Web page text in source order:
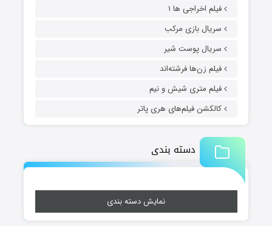
فیلم اخراجی ها ۱
سریال بازی مرکب
سریال پوست شیر
فیلم زن‌ها فرشته‌اند
فیلم متری شیش و نیم
کالکشن فیلم‌های هری پاتر
دسته بندی
نمایش دسته بندی